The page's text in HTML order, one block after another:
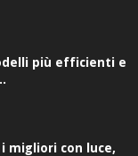
più efficienti e
con luce,